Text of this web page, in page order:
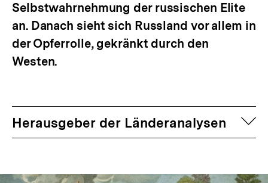
Selbstwahrnehmung der russischen Elite
an. Danach sieht sich Russland vor allem in
der Opferrolle, gekränkt durch den
Westen.
Herausgeber der Länderanalysen